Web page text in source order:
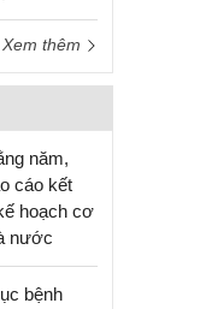
Xem thêm
năm,
cáo kết
hoạch cơ
nước
bệnh